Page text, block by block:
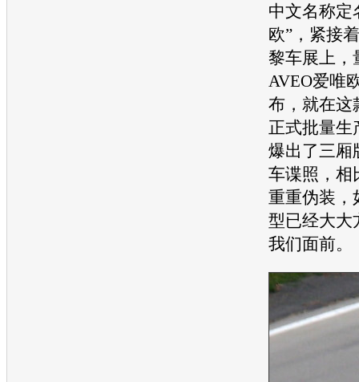
中文名称定
欧”，紧接
黎车展上，
AVEO爱唯
布，就在这
正式批量生
爆出了三厢
车谍照，相
重重伪装，
型已经大大
我们面前。